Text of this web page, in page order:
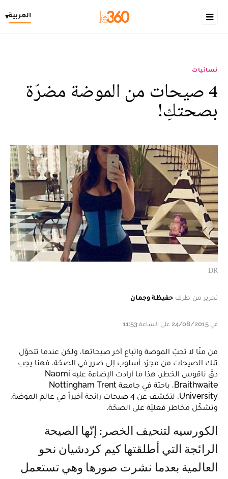
العربية▾
نسائيات
4 صيحات من الموضة مضرّة
بصحتكِ!
DR
تحرير من طرف حفيظة وجمان
في 24/08/2015 على الساعة 11:53
من منّا لا تحبّ الموضة واتباع آخر صيحاتها، ولكن عندما تتحوّل
تلك الصيحات من مجرّد أسلوب إلى ضرر في الصحّة، فهنا يجب
دقّ ناقوس الخطر، هذا ما أرادت الإضاءة عليه Naomi
Braithwaite، باحثة في جامعة Nottingham Trent
University، لتكشف عن 4 صيحات رائجة أخيراً في عالم الموضة،
وتشكّل مخاطر فعليّة على الصحّة.
الرائجة التي أطلقتها كيم كردشيان نحو
العالمية بعدما نشرت صورها وهي تستعمل